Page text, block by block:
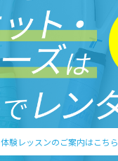
体験レッスンのご案内はこちら